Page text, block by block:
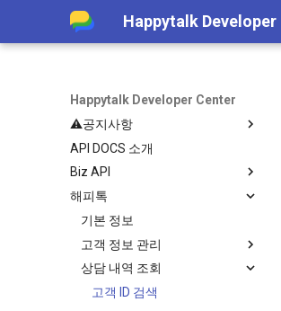
Happytalk Developer
Happytalk Developer Center
⚠️공지사항
템플릿 타입 전환 안내
(~26/06/30)
챗봇 대화 내역 조회 API 종료 안
내(~26/06/30)
API DOCS 소개
Biz API
기본 정보
상담
상담방 생성
상담 종료
메시지 발신
상담 정보 수신
메시지 수신
상담방 종료 정보 수신
API 실패 코드
해피톡
기본 정보
고객 정보 관리
고객 정보 수정
상담 내역 조회
고객 ID 검색